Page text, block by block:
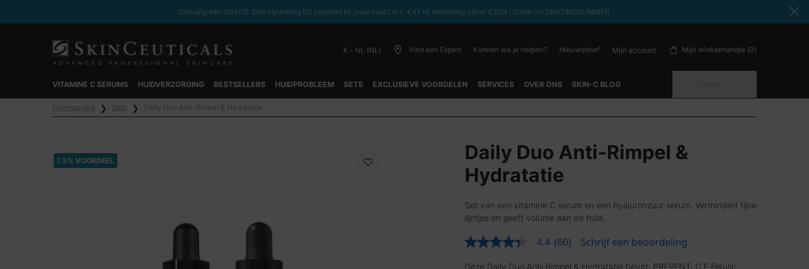
Ontvang een GRATIS 15ml Hydrating B5 passend bij jouw huid t.w.v. €47 bij besteding vanaf €200! | Code: HYDRATINGSUMMER
€ - NL (NL) Vind een Expert Kunnen we je helpen? Nieuwsbrief Mijn account Mijn winkelmandje 0
0 product in winkelwagen
VITAMINE C SERUMS HUIDVERZORGING BESTSELLERS HUIDPROBLEEM SETS EXCLUSIEVE VOORDELEN SERVICES OVER ONS SKIN-C BLOG
Homepagina Sets Daily Duo Anti-Rimpel & Hydratatie
Daily Duo Anti-Rimpel &
Hydratatie
Set van een vitamine C serum en een hyaluronzuur serum. Vermindert fijne
lijntjes en geeft volume aan de huid.
4.4
5
4.4 (60) Schrijf een beoordeling
Deze Daily Duo Anti-Rimpel & Hydratatie bevat: PREVENT: C E Ferulic
7.5% VOORDEEL